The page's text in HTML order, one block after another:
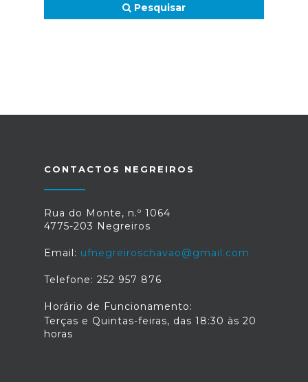
Pesquisar
CONTACTOS NEGREIROS
Rua do Monte, n.º 1064
4775-203 Negreiros
Email: ufnegreiroschavao@gmail.com
Telefone: 252 957 876
Horário de Funcionamento:
Terças e Quintas-feiras, das 18:30 às 20
horas